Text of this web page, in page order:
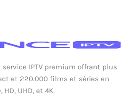
service IPTV premium offrant plus
et 220.000 films et séries en
UHD, et 4K.